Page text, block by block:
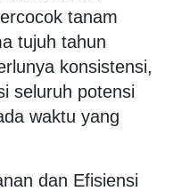
tanam
tujuh tahun
konsistensi,
seluruh potensi
waktu yang
dan Efisiensi